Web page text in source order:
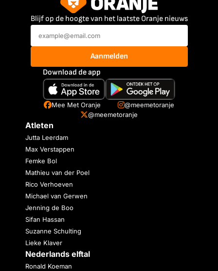
Blijf op de hoogte van het laatste Oranje nieuws
Aanmelden
Download de app
Mee Met Oranje
@meemetoranje
@meemetoranje
Atleten
Jutta Leerdam
Max Verstappen
Femke Bol
Mathieu van der Poel
Rico Verhoeven
Michael van Gerwen
Jenning de Boo
Sifan Hassan
Suzanne Schulting
Lieke Klaver
Nederlands elftal
Ronald Koeman